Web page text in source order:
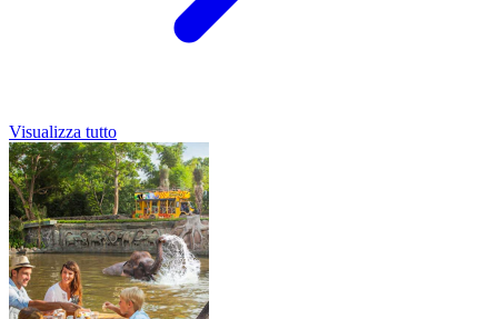
Visualizza tutto